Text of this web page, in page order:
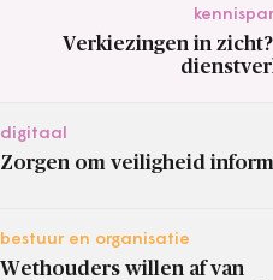
Verkiezingen in
digitaal
Zorgen om veiligheid
bestuur en organisatie
Wethouders willen af van